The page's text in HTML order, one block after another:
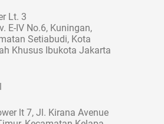
Lt. 3
E-IV No.6, Kuningan,
Setiabudi, Kota
Khusus Ibukota Jakarta
lt 7, Jl. Kirana Avenue